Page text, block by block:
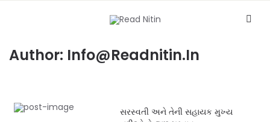
Author: Info@readnitin.in
સરસ્વતી અને તેની સહાયક મુખ્ય